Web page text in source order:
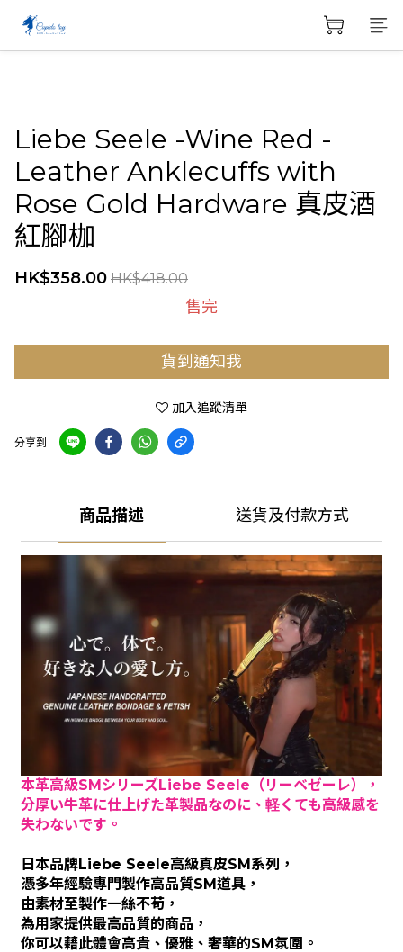
Liebe Seele -Wine Red -
Leather Anklecuffs with
Rose Gold Hardware 真皮酒
紅腳枷
HK$358.00 HK$418.00
售完
貨到通知我
加入追蹤清單
分享到
商品描述 送貨及付款方式
本革高級SMシリーズLiebe Seele（リーベゼーレ），
分厚い牛革に仕上げた革製品なのに、軽くても高級感を
失わないです。
日本品牌Liebe Seele高級真皮SM系列，
憑多年經驗專門製作高品質SM道具，
由素材至製作一絲不苟，
為用家提供最高品質的商品，
你可以藉此體會高貴、優雅、奢華的SM氛圍。